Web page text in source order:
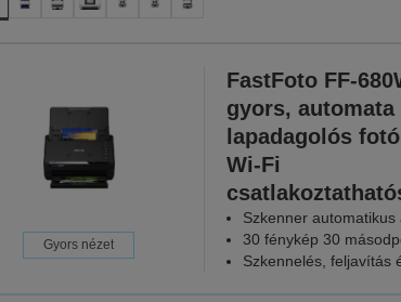
Gyors nézet
FastFoto FF-
gyors, automata
lapadagolós
Wi-Fi
Szkenner automatikus
30 fénykép 30
Szkennelés, feljavítás